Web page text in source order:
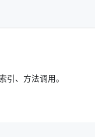
、方法调用。